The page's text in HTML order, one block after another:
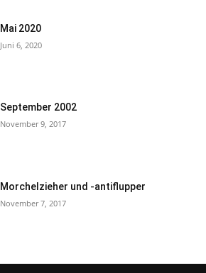
Mai 2020
Juni 6, 2020
September 2002
November 9, 2017
Morchelzieher und -antiflupper
November 7, 2017